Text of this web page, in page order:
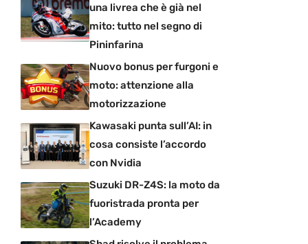
una livrea che è già nel
mito: tutto nel segno di
Pininfarina
Nuovo bonus per furgoni e
moto: attenzione alla
motorizzazione
Kawasaki punta sull’AI: in
cosa consiste l’accordo
con Nvidia
Suzuki DR-Z4S: la moto da
fuoristrada pronta per
l’Academy